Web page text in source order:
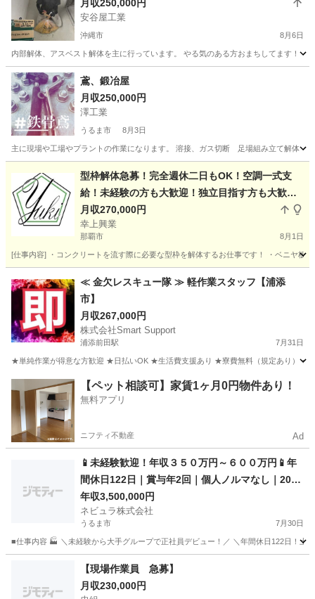
月収250,000円
安谷屋工業
沖縄市 8月6日
内部解体、アスベスト解体を主に行っています。 やる気のある方おまちしてます！
沖縄 沖縄市 その他
鳶、鍛冶屋
月収250,000円
澤工業
うるま市 8月3日
主に現場や工場やプラントの作業になります。 溶接、ガス切断 足場組み立て解体
その他 鍛冶屋
型枠解体急募！完全週休二日もOK！空調一式支
給！未経験の方も大歓迎！独立目指す方も大歓
迎！協力会社も募集してます！
月収270,000円
幸上興業
那覇市 8月1日
[仕事内容] ・コンクリートを流す際に必要な型枠を解体するお仕事です！ ・ベニヤ
その他 未経験
≪ 金欠レスキュー隊 ≫ 軽作業スタッフ【浦添
市】
月収267,000円
株式会社Smart Support
浦添前田駅 7月31日
★単純作業が得意な方歓迎 ★日払いOK ★生活費支援あり ★寮費無料（規定あり） ★
浦添市 浦添前田駅 その他 単純作業
【ペット相談可】家賃1ヶ月0円物件あり！
無料アプリ
ニフティ不動産 Ad
📱未経験歓迎！年収３５０万円～６００万円📱年
間休日122日｜賞与年2回｜個人ノルマなし｜20代
活躍中｜ソフトバンクショップスタッフ【TN00
1】
年収3,500,000円
ネビュラ株式会社
うるま市 7月30日
■仕事内容 🏭 ＼未経験から大手グループで正社員デビュー！／ ＼年間休日122日！土
その他 未経験
【現場作業員 急募】
月収230,000円